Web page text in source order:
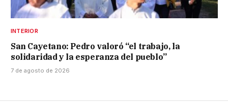
INTERIOR
San Cayetano: Pedro valoró “el trabajo, la
solidaridad y la esperanza del pueblo”
7 de agosto de 2026